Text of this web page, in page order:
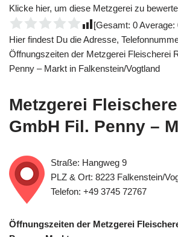
Klicke hier, um diese Metzgerei zu
[Gesamt: 0Average:
Hier findest Du die Adresse,
Öffnungszeiten der Metzgerei Fleischerei
Penny – Markt in Falkenstein/Vogtland
Metzgerei
GmbH Fil. Penny –
Straße: Hangweg 9
PLZ & Ort: 8223 Falkenstein/
Telefon: +49 3745 72767
Öffnungszeiten der Metzgerei